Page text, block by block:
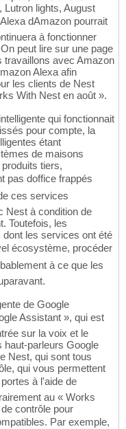
Lutron lights, August
dAmazon pourrait
à fonctionner
peut lire sur une page
travaillons avec Amazon
Alexa afin
les clients de Nest
With Nest en août ».
qui fonctionnait
pour compte, la
étant
de maisons
tiers,
doffice frappés
ces services
Nest à condition de
Toutefois, les
les services ont été
écosystème, procéder
à ce que les
de Google
Assistant », qui est
sur la voix et le
haut-parleurs Google
Nest, qui sont tous
qui vous permettent
à l'aide de
au « Works
contrôle pour
Par exemple,